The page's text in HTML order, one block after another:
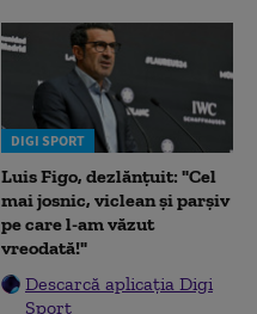
DIGI SPORT
Luis Figo, dezlănțuit: "Cel
mai josnic, viclean și parșiv
pe care l-am văzut
vreodată!"
Descarcă aplicația Digi
Sport